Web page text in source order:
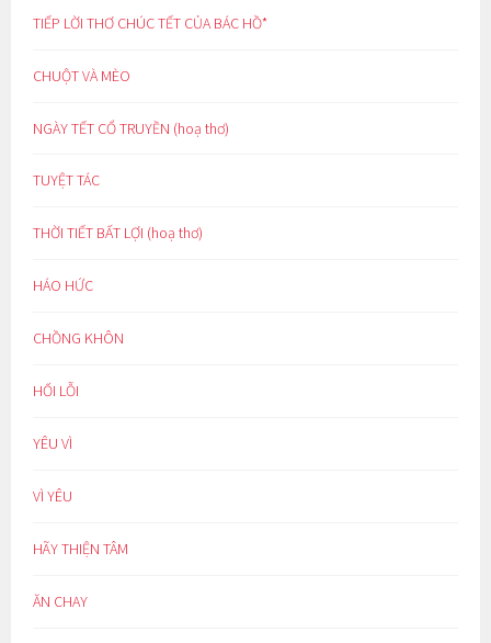
TIẾP LỜI THƠ CHÚC TẾT CỦA BÁC HỒ*
CHUỘT VÀ MÈO
NGÀY TẾT CỔ TRUYỀN (hoạ thơ)
TUYỆT TÁC
THỜI TIẾT BẤT LỢI (hoạ thơ)
HÁO HỨC
CHỒNG KHÔN
HỐI LỖI
YÊU VÌ
VÌ YÊU
HÃY THIỆN TÂM
ĂN CHAY